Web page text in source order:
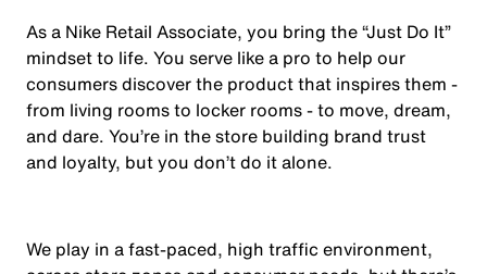
As a Nike Retail Associate, you bring the “Just Do It”
mindset to life. You serve like a pro to help our
consumers discover the product that inspires them -
from living rooms to locker rooms - to move, dream,
and dare. You’re in the store building brand trust
and loyalty, but you don’t do it alone.
We play in a fast-paced, high traffic environment,